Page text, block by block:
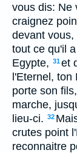
vous dis: Ne
craignez
devant
tout ce qu'il
Egypte, 31et
l'Eternel,
porte son
marche,
lieu-ci. 32
crutes point
reconnaitre